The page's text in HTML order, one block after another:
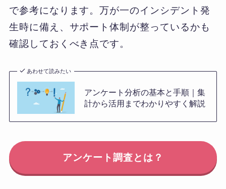
で参考になります。万が一のインシデント発
生時に備え、サポート体制が整っているかも
確認しておくべき点です。
あわせて読みたい
アンケート分析の基本と手順｜集
計から活用までわかりやすく解説
アンケート調査とは？